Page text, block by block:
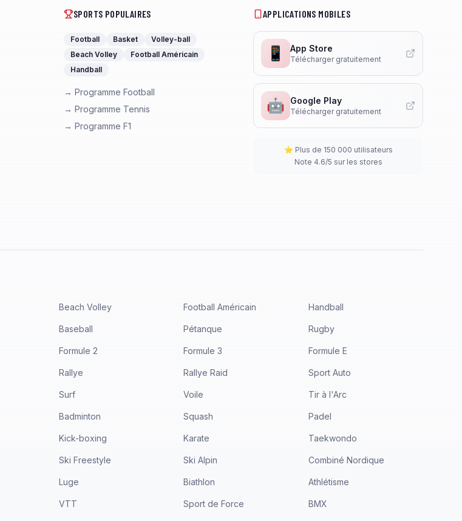
SPORTS POPULAIRES
Football Basket
Volley-ball
Beach Volley
Football Américain
Handball
→ Programme Football
→ Programme Tennis
→ Programme F1
APPLICATIONS MOBILES
📱 App Store
Télécharger gratuitement
🤖 Google Play
Télécharger gratuitement
⭐ Plus de 150 000 utilisateurs
Note 4.6/5 sur les stores
Beach Volley Football Américain Handball
Baseball Pétanque Rugby
Formule 2 Formule 3 Formule E
Rallye Rallye Raid Sport Auto
Surf Voile Tir à l'Arc
Badminton Squash Padel
Kick-boxing Karate Taekwondo
Ski Freestyle Ski Alpin Combiné Nordique
Luge Biathlon Athlétisme
VTT Sport de Force BMX